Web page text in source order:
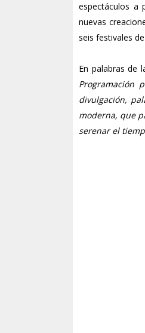
espectáculos a
nuevas
seis festivales
En palabras de
Programación
divulgación,
moderna, que
serenar el